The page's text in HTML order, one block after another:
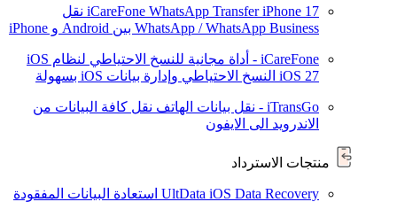
iCareFone WhatsApp TransferiPhone 17
نقل
WhatsApp / WhatsApp Business بين Android و iPhone
iCareFone - أداة مجانية للنسخ الاحتياطي لنظام iOS
iOS 27 النسخ الاحتياطي وإدارة بيانات iOS بسهولة
iTransGo - نقل بيانات الهاتف
نقل كافة البيانات من
الاندرويد الى الايفون
منتجات الاسترداد
UltData iOS Data Recovery استعادة البيانات المفقودة